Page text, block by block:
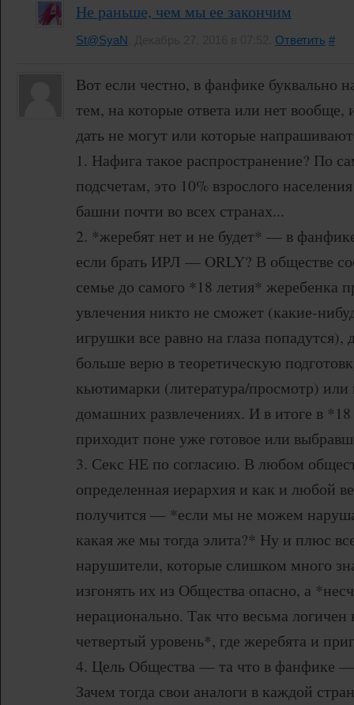
Не раньше, чем мы ее закончим
St@SyaN Ответить #
Вот если честно, в фанфике буквально
тем, на которые ответа или нет вообще,
дать не могут или которые
1. Нафига такое распространение? По
подсчетам, это 10% взрослого
башни почти во всех странах...
2. *жеребят нет и не будет* — в
если брать ИРЛ — ORLY? В обществе
семье до самого *18 летия* жеребенка
увлечения никто не сможет (какие-
игрушки все равно на глаза попадутся),
больше верю в теоретическую
кьютимарки (литература/просмотр) или
домашних развлечениях. И в итоге в
приходит поне уже готовое или
3. Секс НЕ по согласию. В любом
определенная иерархия и как и любой
получится — *если мы не можем
какая же мы тогда элита?* Ну и плюс
нарушители, которые слишком много
изгонять их из Общества опасно, а
нерационально. Так что весьма
четвертый уровень*, где жеребята и
4. Цель Общества — та что в фанфике
Зачем тогда свои аналоги в каждой